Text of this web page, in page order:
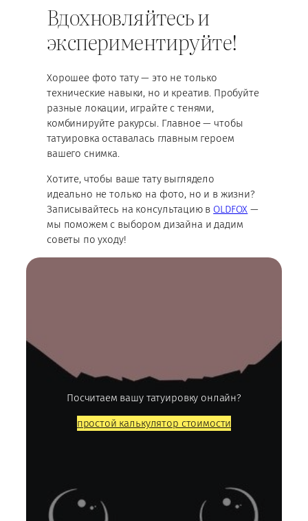
Вдохновляйтесь и
экспериментируйте!
Хорошее фото тату — это не только
технические навыки, но и креатив. Пробуйте
разные локации, играйте с тенями,
комбинируйте ракурсы. Главное — чтобы
татуировка оставалась главным героем
вашего снимка.
Хотите, чтобы ваше тату выглядело
идеально не только на фото, но и в жизни?
Записывайтесь на консультацию в OLDFOX —
мы поможем с выбором дизайна и дадим
советы по уходу!
Посчитаем вашу татуировку онлайн?
простой калькулятор стоимости